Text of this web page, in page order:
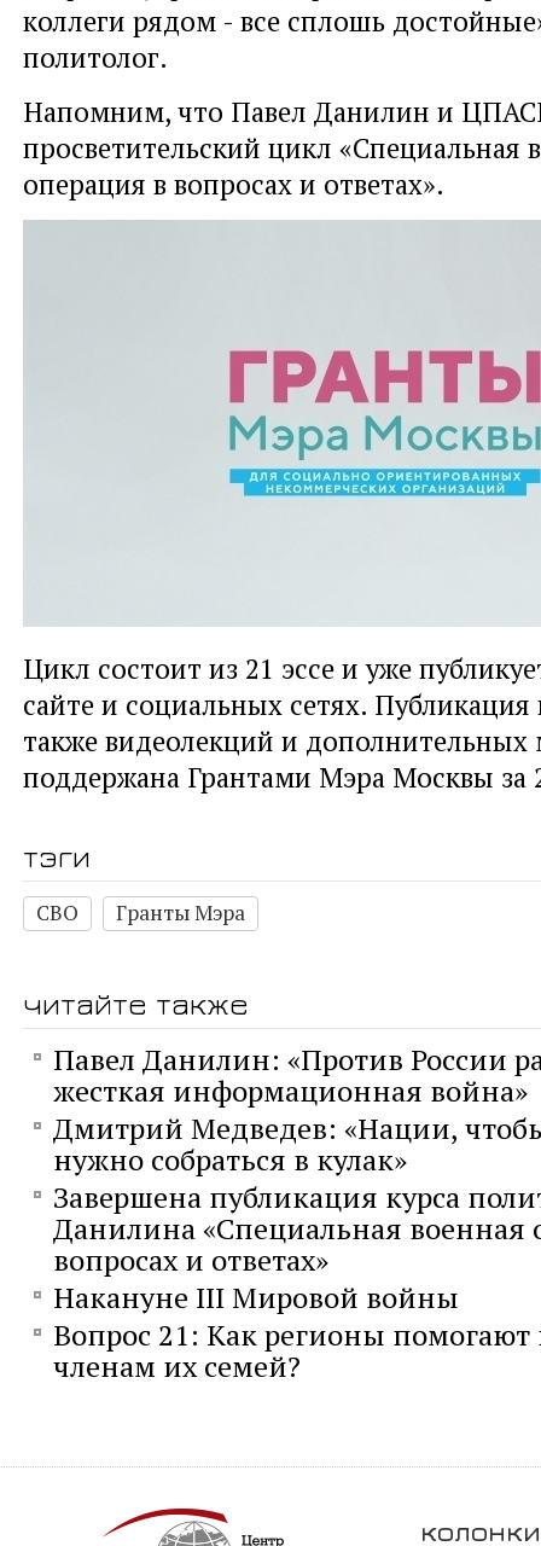
коллеги рядом - все сплошь
политолог.
Напомним, что Павел Данилин и
просветительский цикл «Специальная
операция в вопросах и ответах».
Цикл состоит из 21 эссе и уже
сайте и социальных сетях. Публикация
также видеолекций и дополнительных
поддержана Грантами Мэра Москвы за
тэги
СВО Гранты Мэра
читайте также
Павел Данилин: «Против России
жесткая информационная война»
Дмитрий Медведев: «Нации,
нужно собраться в кулак»
Завершена публикация курса
Данилина «Специальная военная
вопросах и ответах»
Накануне III Мировой войны
Вопрос 21: Как регионы
членам их семей?
колонки